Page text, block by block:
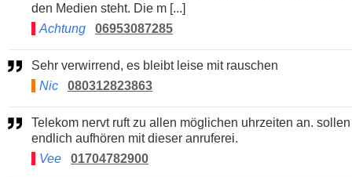
den Medien steht. Die m [...]
Achtung
06953087285
Sehr verwirrend, es bleibt leise mit rauschen
Nic
080312823863
Telekom nervt ruft zu allen möglichen uhrzeiten an. sollen
endlich aufhören mit dieser anruferei.
Vee
01704782900